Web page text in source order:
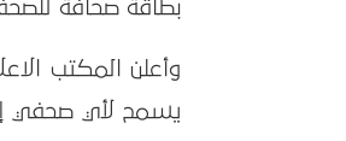
بطاقة صحافة
يسمح لأي صحفي